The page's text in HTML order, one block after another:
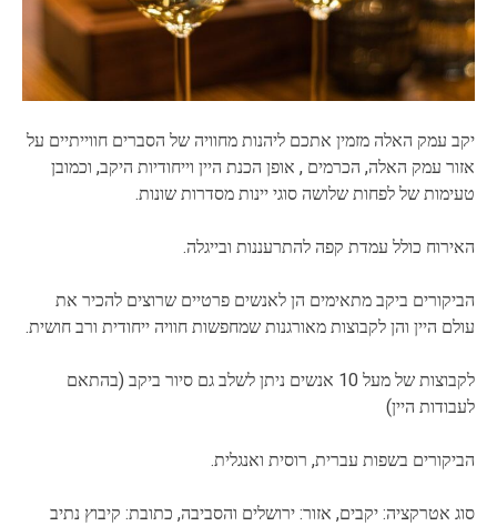
יקב עמק האלה מזמין אתכם ליהנות מחוויה של הסברים חווייתיים על
אזור עמק האלה, הכרמים , אופן הכנת היין וייחודיות היקב, וכמובן
טעימות של לפחות שלושה סוגי יינות מסדרות שונות.
האירוח כולל עמדת קפה להתרעננות ובייגלה.
הביקורים ביקב מתאימים הן לאנשים פרטיים שרוצים להכיר את
עולם היין והן לקבוצות מאורגנות שמחפשות חוויה ייחודית ורב חושית.
לקבוצות של מעל 10 אנשים ניתן לשלב גם סיור ביקב (בהתאם
לעבודות היין)
הביקורים בשפות עברית, רוסית ואנגלית.
סוג אטרקציה: יקבים, אזור: ירושלים והסביבה, כתובת: קיבוץ נתיב